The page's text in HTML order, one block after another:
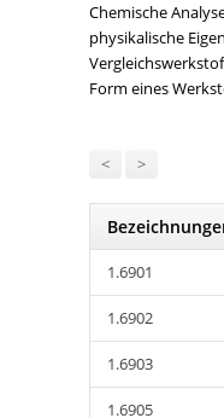
Chemische
physikalische
Form eines
< >
1.6901
1.6902
1.6903
1.6905